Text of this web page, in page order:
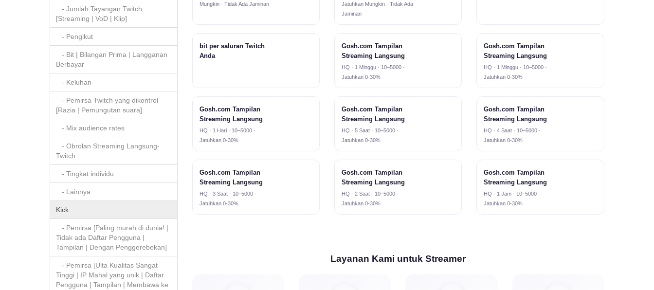
- Jumlah Tayangan Twitch
[Streaming | VoD | Klip]
- Pengikut
- Bit | Bilangan Prima | Langganan
Berbayar
- Keluhan
- Pemirsa Twitch yang dikontrol
[Razia | Pemungutan suara]
- Mix audience rates
- Obrolan Streaming Langsung-
Twitch
- Tingkat individu
- Lainnya
Kick
- Pemirsa [Paling murah di dunia! |
Tidak ada Daftar Pengguna |
Tampilan | Dengan Penggerebekan]
- Pemirsa [Ulta Kualitas Sangat
Tinggi | IP Mahal yang unik | Daftar
Pengguna | Tampilan | Membawa ke
Mungkin · Tidak Ada Jaminan
Jatuhkan Mungkin · Tidak Ada
Jaminan
bit per saluran Twitch
Anda
Gosh.com Tampilan
Streaming Langsung
HQ · 1 Minggu · 10–5000 ·
Jatuhkan 0-30%
Gosh.com Tampilan
Streaming Langsung
HQ · 1 Minggu · 10–5000 ·
Jatuhkan 0-30%
Gosh.com Tampilan
Streaming Langsung
HQ · 1 Hari · 10–5000 ·
Jatuhkan 0-30%
Gosh.com Tampilan
Streaming Langsung
HQ · 5 Saat · 10–5000 ·
Jatuhkan 0-30%
Gosh.com Tampilan
Streaming Langsung
HQ · 4 Saat · 10–5000 ·
Jatuhkan 0-30%
Gosh.com Tampilan
Streaming Langsung
HQ · 3 Saat · 10–5000 ·
Jatuhkan 0-30%
Gosh.com Tampilan
Streaming Langsung
HQ · 2 Saat · 10–5000 ·
Jatuhkan 0-30%
Gosh.com Tampilan
Streaming Langsung
HQ · 1 Jam · 10–5000 ·
Jatuhkan 0-30%
Layanan Kami untuk Streamer